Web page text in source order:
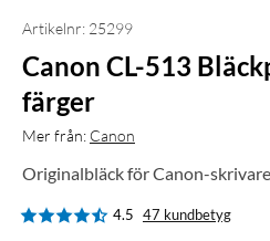
Artikelnr: 25299
Canon CL-513
färger
Mer från: Canon
Originalbläck för Canon-skrivare
4.5 47 kundbetyg